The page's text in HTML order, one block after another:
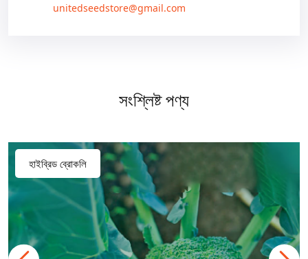
unitedseedstore@gmail.com
সংশ্লিষ্ট পণ্য
হাইব্রিড ব্রোকলি